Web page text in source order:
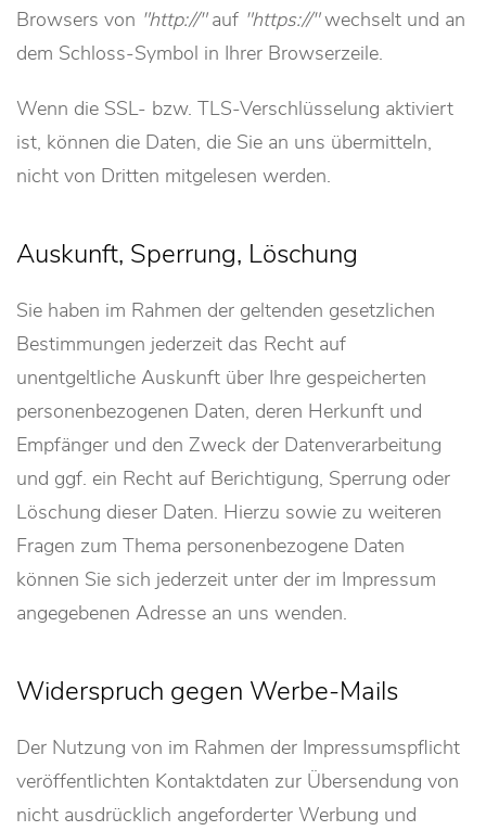
Browsers von http:// auf https:// wechselt und an
dem Schloss-Symbol in Ihrer Browserzeile.
Wenn die SSL- bzw. TLS-Verschlüsselung aktiviert
ist, können die Daten, die Sie an uns übermitteln,
nicht von Dritten mitgelesen werden.
Auskunft, Sperrung, Löschung
Sie haben im Rahmen der geltenden gesetzlichen
Bestimmungen jederzeit das Recht auf
unentgeltliche Auskunft über Ihre gespeicherten
personenbezogenen Daten, deren Herkunft und
Empfänger und den Zweck der Datenverarbeitung
und ggf. ein Recht auf Berichtigung, Sperrung oder
Löschung dieser Daten. Hierzu sowie zu weiteren
Fragen zum Thema personenbezogene Daten
können Sie sich jederzeit unter der im Impressum
angegebenen Adresse an uns wenden.
Widerspruch gegen Werbe-Mails
Der Nutzung von im Rahmen der Impressumspflicht
veröffentlichten Kontaktdaten zur Übersendung von
nicht ausdrücklich angeforderter Werbung und